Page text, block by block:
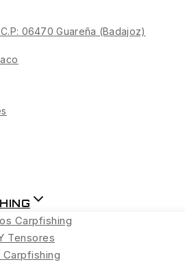
06470 Guareña (Badajoz)
Carpfishing
Tensores